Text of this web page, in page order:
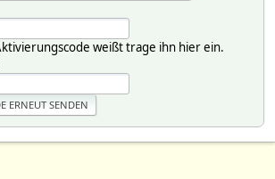
weißt trage ihn hier ein.